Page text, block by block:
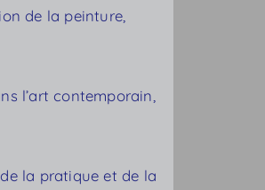
de la peinture,
l’art contemporain,
la pratique et de la